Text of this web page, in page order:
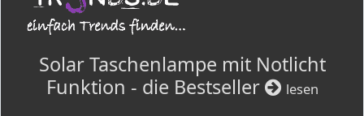
Solar Taschenlampe mit Notlicht
Funktion - die Bestseller
lesen